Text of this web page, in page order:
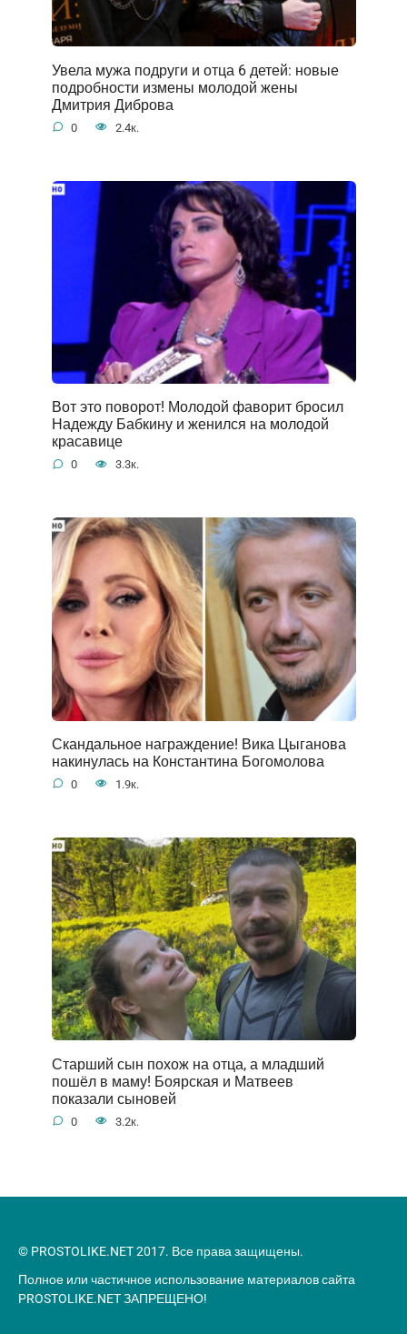
Увела мужа подруги и отца 6 детей: новые
подробности измены молодой жены
Дмитрия Диброва
0 2.4к.
Вот это поворот! Молодой фаворит бросил
Надежду Бабкину и женился на молодой
красавице
0 3.3к.
Скандальное награждение! Вика Цыганова
накинулась на Константина Богомолова
0 1.9к.
Старший сын похож на отца, а младший
пошёл в маму! Боярская и Матвеев
показали сыновей
0 3.2к.
© PROSTOLIKE.NET 2017. Все права защищены.
Полное или частичное использование материалов сайта
PROSTOLIKE.NET ЗАПРЕЩЕНО!